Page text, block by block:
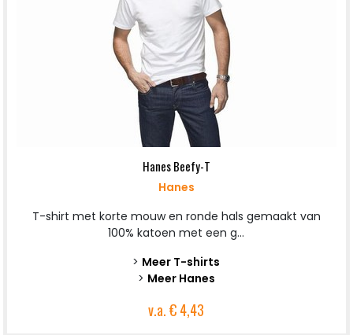
Hanes Beefy-T
Hanes
T-shirt met korte mouw en ronde hals gemaakt van
100% katoen met een g...
> Meer T-shirts
> Meer Hanes
v.a.€ 4,43